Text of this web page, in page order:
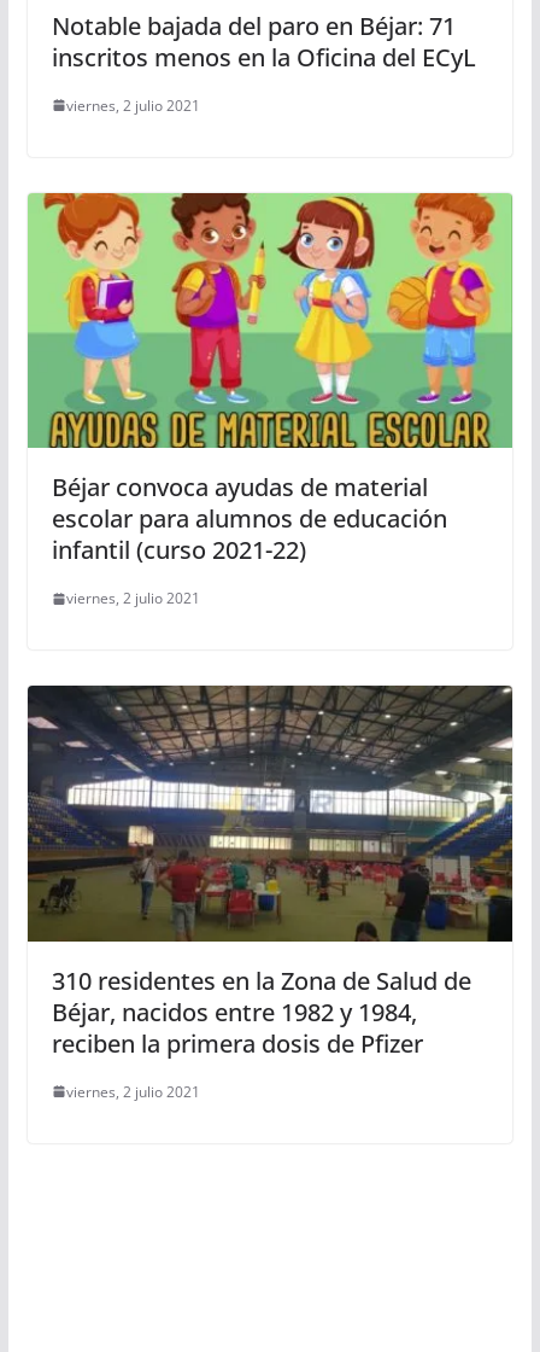
Notable bajada del paro en Béjar: 71
inscritos menos en la Oficina del ECyL
viernes, 2 julio 2021
Béjar convoca ayudas de material
escolar para alumnos de educación
infantil (curso 2021-22)
viernes, 2 julio 2021
310 residentes en la Zona de Salud de
Béjar, nacidos entre 1982 y 1984,
reciben la primera dosis de Pfizer
viernes, 2 julio 2021